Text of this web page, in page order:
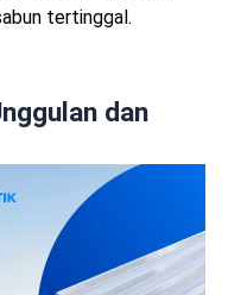
tertinggal.
dan